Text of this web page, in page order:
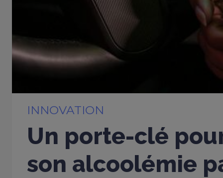
INNOVATION
Un porte-clé
son alcoolémie